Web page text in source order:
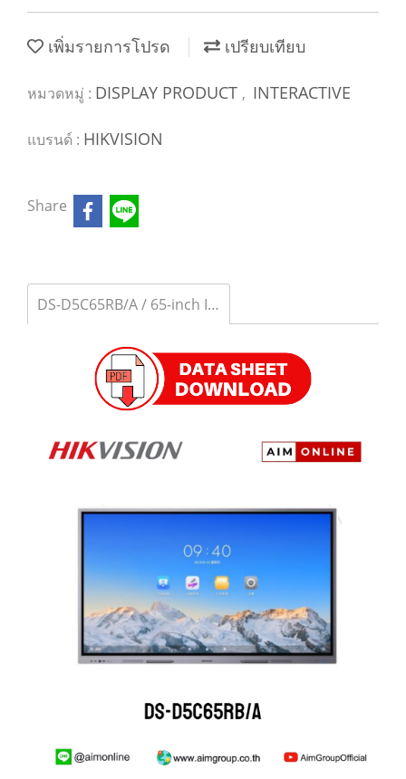
เพิ่มรายการโปรด เปรียบเทียบ
หมวดหมู่ : DISPLAY PRODUCT , INTERACTIVE
แบรนด์ : HIKVISION
Share
DS-D5C65RB/A / 65-inch Interactive Flat Panel